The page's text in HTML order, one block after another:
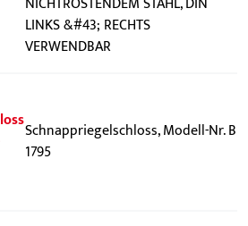
LINKS &#43; RECHTS
VERWENDBAR
Schnappriegelschloss, Modell-Nr. B
1795